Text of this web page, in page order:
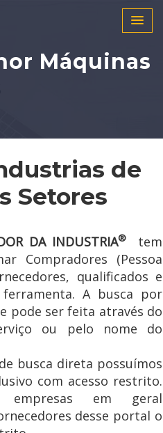
Máquinas
de
Setores
DA INDUSTRIA®tem
Compradores (Pessoa
qualificados e
A busca por
pode ser feita através do
ou pelo nome do
busca direta possuímos
com acesso restrito.
em geral
desse portal o